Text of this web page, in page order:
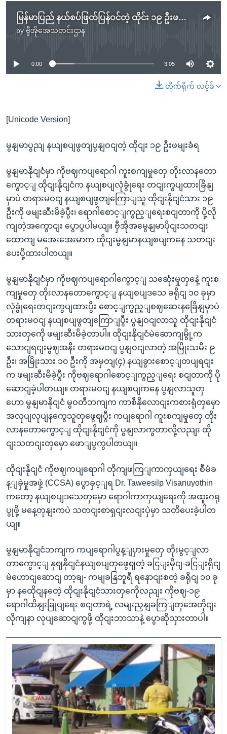
မြန်မာပြည် နယ်စပ်ဖြတ်ပြန်ဝင်တဲ့ ထိုင်း ၁၉ ဦးဖမ်းခံရ
by ဗွီအိုအေသတင်းဌာန
No media source currently available
0:00 3:05
တိုက်ရိုက် လင့်ခ်
[Unicode Version]
မွနျမာပွညျ နယျစပျဖွတျပွနျဝငျတဲ့ ထိုငျး ၁၉ ဦးဖမျးခံရ
မွနျမာနိုငျငံမှာ ကိုဗဈကပျရောဂါ ကူးစကျမှုတှေ တိုးလာနတော
ကွောင့ျ ထိုငျးနိုငျငံက နယျစပျလုံခွုံရေး တငျးကွပျထားခြိနျ
မှာပဲ တရားမဝငျ နယျစပျဖွတျကြောျသူ ထိုငျးနိုငျငံသား ၁၉
ဦးကို ဖမျးဆီးမိခဲ့ပွီး၊ ရောဂါစောင့ျကွည့ျရေးစငျတာကို ပို့လို
ကျတဲ့အကွောငျး ပွောပွပါမယျ။ ဗှီအိုအမွေနျမာပိုငျးသတငျး
ထောကျ မအေးအေးမာက ထိုငျးမွနျမာနယျစပျကနေ သတငျး
ပေးပို့ထားပါတယျ။
မွနျမာနိုငျငံမှာ ကိုဗဈကပျရောဂါကွောင့ျ သဆေုံးမှုတှနေဲ့ ကူးစ
ကျမှုတှေ တိုးလာနတောကွောင့ျ နယျစပျဒသေ ခရိုငျ ၁၀ ခုမှာ
လုံခွုံရေးတငျးကွပျထားပွီး စောင့ျကွည့ျစဈဆေးနခြေိနျမှာပဲ
တရားမဝငျ နယျစပျဖွတျကြောျပွီး ပွနျဝငျလာသူ ထိုငျးနိုငျငံ
သားတှကေို ဖမျးဆီးမိခဲ့တာပါ။ ထိုငျးနိုငျငံမဲဆောကျမွို့က
သောငျရငျးမွဈအနီး တရားမဝငျ ပွနျဝငျလာတဲ့ အမြိုးသမီး ၉
ဦး၊ အမြိုးသား ၁၀ ဦးကို အမှတျ(၄) နယျခွားစောင့ျတပျရငျး
က ဖမျးဆီးမိခဲ့ပွီး ကိုဗဈရောဂါစောင့ျကွည့ျရေး စငျတာကို ပို
ဆောငျခဲ့ပါတယျ။ တရားမဝငျ နယျစပျကနေ ပွနျလာသူတှ
ဟော မွနျမာနိုငျငံ မွဝတီဘကျက ကာစီနိုလောငျးကစားရုံတှမှော
အလုပျလုပျနကွေသူတှဖွေဈပွီး ကပျရောဂါ ကူးစကျမှုတှေ တိုး
လာနတောကွောင့ျ ထိုငျးနိုငျငံကို ပွနျလာကွတာလို့လညျး ထို
ငျးသတငျးတှမှော ဖောျပွကွပါတယျ။
ထိုငျးနိုငျငံ ကိုဗဈကပျရောဂါ တိုကျဖကြျကာကှယျရေး စီမံခ
န့ျခှဲမှုအဖှဲ့ (CCSA) ပွောခှင့ျရ Dr. Taweesilp Visanuyothin
ကတော့ နယျစပျဒသေတှမှော ရောဂါကာကှယျရေးကို အထူးဂရု
ပွုဖို့ မနေ့တုနျးကပဲ သတငျးစာရှငျးလငျးပှဲမှာ သတိပေးခဲ့ပါတ
ယျ။
မွနျမာနိုငျငံဘကျက ကပျရောဂါပွန့ျပှားမှုတှေ တိုးမွင့ျလာ
တာကွောင့ျ နှဈနိုငျငံနယျစပျတှဖွေဈတဲ့ ခငြျးမိုငျ-ခငြျးရိုငျ
မဲဟောငျဆောငျ တာ့ချ- ကမျခနြဘူရီ ရနောငျးစတဲ့ ခရိုငျ ၁၀ ခု
မှာ နထေိုငျနတေဲ့ ထိုငျးနိုငျငံသားတှကေိုလညျး ကိုဗဈ-၁၉
ရောဂါထိနျးခြုပျရေး စငျတာရဲ့ လမျးညှနျခကြျတှအေတိုငျး
လိုကျနာ လုပျဆောငျကွဖို့ ထိုငျးဘာသာနဲ့ ပွောဆိုသှားတာပါ။